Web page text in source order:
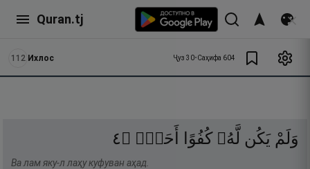
Quran.tj
112 Ихлос Ҷуз 30•Саҳифа 604
وَلَمْ يَكُن لَّهُۥ كُفُوًا أَحَدٌۢ ۝٤
Ва лам яку-л лаҳу куфуван аҳад.